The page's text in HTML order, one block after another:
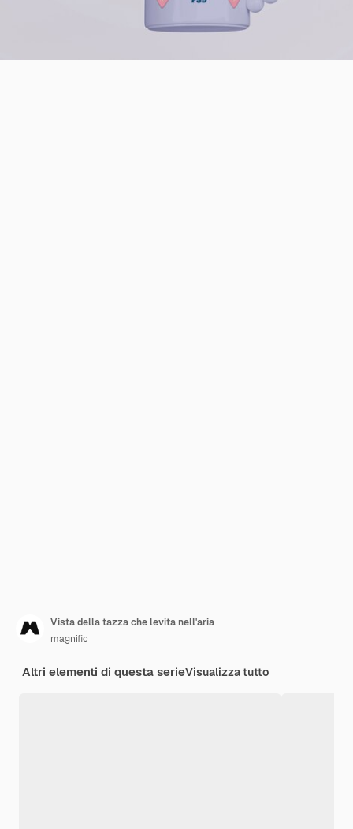
Vista della tazza che levita nell'aria
magnific
Altri elementi di questa serieVisualizza tutto